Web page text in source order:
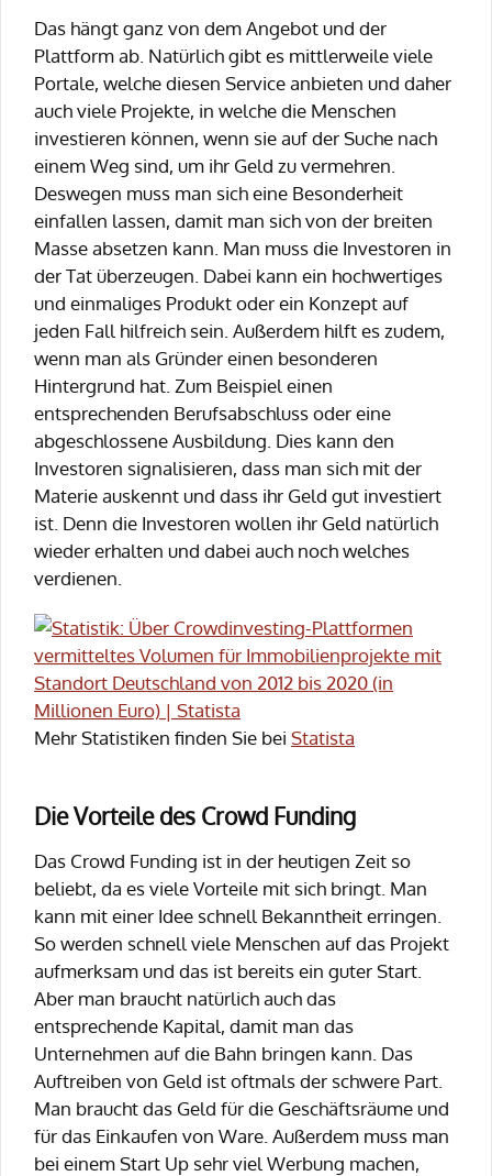
Das hängt ganz von dem Angebot und der
Plattform ab. Natürlich gibt es mittlerweile viele
Portale, welche diesen Service anbieten und daher
auch viele Projekte, in welche die Menschen
investieren können, wenn sie auf der Suche nach
einem Weg sind, um ihr Geld zu vermehren.
Deswegen muss man sich eine Besonderheit
einfallen lassen, damit man sich von der breiten
Masse absetzen kann. Man muss die Investoren in
der Tat überzeugen. Dabei kann ein hochwertiges
und einmaliges Produkt oder ein Konzept auf
jeden Fall hilfreich sein. Außerdem hilft es zudem,
wenn man als Gründer einen besonderen
Hintergrund hat. Zum Beispiel einen
entsprechenden Berufsabschluss oder eine
abgeschlossene Ausbildung. Dies kann den
Investoren signalisieren, dass man sich mit der
Materie auskennt und dass ihr Geld gut investiert
ist. Denn die Investoren wollen ihr Geld natürlich
wieder erhalten und dabei auch noch welches
verdienen.
Mehr Statistiken finden Sie bei Statista
Die Vorteile des Crowd Funding
Das Crowd Funding ist in der heutigen Zeit so
beliebt, da es viele Vorteile mit sich bringt. Man
kann mit einer Idee schnell Bekanntheit erringen.
So werden schnell viele Menschen auf das Projekt
aufmerksam und das ist bereits ein guter Start.
Aber man braucht natürlich auch das
entsprechende Kapital, damit man das
Unternehmen auf die Bahn bringen kann. Das
Auftreiben von Geld ist oftmals der schwere Part.
Man braucht das Geld für die Geschäftsräume und
für das Einkaufen von Ware. Außerdem muss man
bei einem Start Up sehr viel Werbung machen,